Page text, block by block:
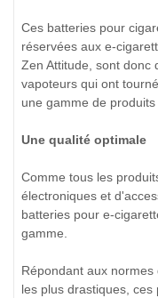
Ces batteries pour
réservées aux e-
Zen Attitude, sont donc
vapoteurs qui ont
une gamme de
Une qualité optimale
Comme tous les
électroniques et
batteries pour e-
gamme.
Répondant aux
les plus drastiques,